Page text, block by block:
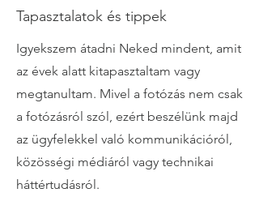
Tapasztalatok és tippek
Igyekszem átadni Neked mindent, amit
az évek alatt kitapasztaltam vagy
megtanultam. Mivel a fotózás nem csak
a fotózásról szól, ezért beszélünk majd
az ügyfelekkel való kommunikációról,
közösségi médiáról vagy technikai
háttértudásról.